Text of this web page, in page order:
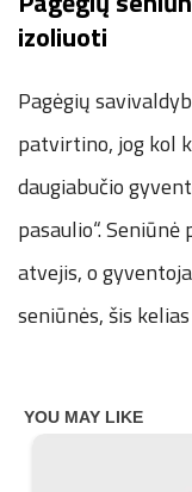
izoliuoti
Pagėgių
patvirtino, jog kol
daugiabučio
pasaulio“.
atvejis, o
seniūnės, šis